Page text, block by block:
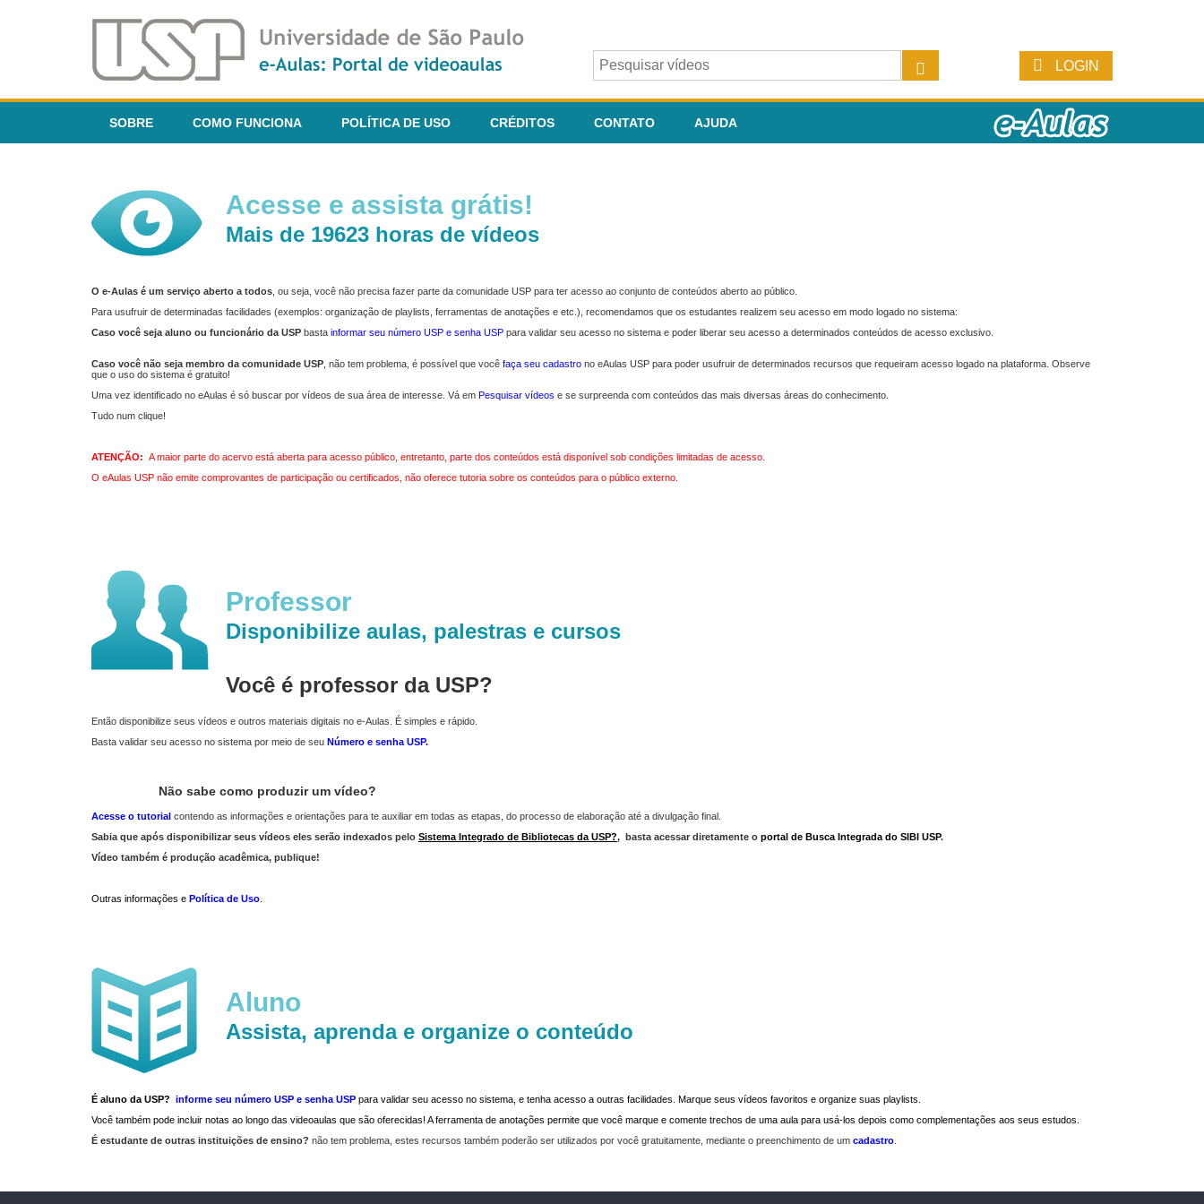
LOGIN
SOBRE COMO FUNCIONA POLÍTICA DE USO CRÉDITOS CONTATO AJUDA
Acesse e assista grátis!
Mais de 19623 horas de vídeos
O e-Aulas é um serviço aberto a todos , ou seja, você não precisa fazer parte da comunidade USP para ter acesso ao conjunto de conteúdos aberto ao público.
Para usufruir de determinadas facilidades (exemplos: organização de playlists, ferramentas de anotações e etc.), recomendamos que os estudantes realizem seu acesso em modo logado no sistema:
Caso você seja aluno ou funcionário da USP basta informar seu número USP e senha USP para validar seu acesso no sistema e poder liberar seu acesso a determinados conteúdos de acesso exclusivo.
Caso você não seja membro da comunidade USP , não tem problema, é possível que você faça seu cadastro no eAulas USP para poder usufruir de determinados recursos que requeiram acesso logado na plataforma. Observe
que o uso do sistema é gratuito!
Uma vez identificado no eAulas é só buscar por vídeos de sua área de interesse. Vá em Pesquisar vídeos e se surpreenda com conteúdos das mais diversas áreas do conhecimento.
Tudo num clique!
ATENÇÃO: A maior parte do acervo está aberta para acesso público, entretanto, parte dos conteúdos está disponível sob condições limitadas de acesso.
O eAulas USP não emite comprovantes de participação ou certificados, não oferece tutoria sobre os conteúdos para o público externo.
Professor
Disponibilize aulas, palestras e cursos
Você é professor da USP?
Então disponibilize seus vídeos e outros materiais digitais no e-Aulas. É simples e rápido.
Basta validar seu acesso no sistema por meio de seu Número e senha USP.
Não sabe como produzir um vídeo?
Acesse o tutorial contendo as informações e orientações para te auxiliar em todas as etapas, do processo de elaboração até a divulgação final.
Sabia que após disponibilizar seus vídeos eles serão indexados pelo Sistema Integrado de Bibliotecas da USP?, basta acessar diretamente o portal de Busca Integrada do SIBI USP.
Vídeo também é produção acadêmica, publique!
Outras informações e Política de Uso
Aluno
Assista, aprenda e organize o conteúdo
É aluno da USP? informe seu número USP e senha USP para validar seu acesso no sistema, e tenha acesso a outras facilidades. Marque seus vídeos favoritos e organize suas playlists.
Você também pode incluir notas ao longo das videoaulas que são oferecidas! A ferramenta de anotações permite que você marque e comente trechos de uma aula para usá-los depois como complementações aos seus estudos.
É estudante de outras instituições de ensino? não tem problema, estes recursos também poderão ser utilizados por você gratuitamente, mediante o preenchimento de um cadastro